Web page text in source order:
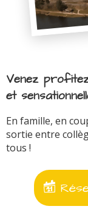
Venez
et
En famille, en
sortie entre
tous !